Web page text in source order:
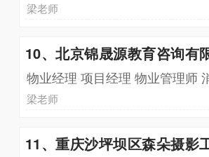
梁老师
10、北京锦晟源教育咨询有
物业经理 项目经理 物业管理师
梁老师
11、重庆沙坪坝区森朵摄影